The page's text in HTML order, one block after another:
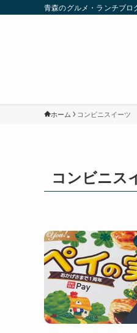
青森のグルメ・ランチブロ
ホーム コンビニスイーツ
コンビニス